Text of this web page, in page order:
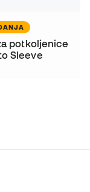
potkoljenice
Sleeve